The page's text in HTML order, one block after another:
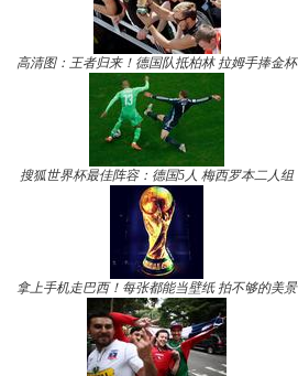
高清图：王者归来！德国队抵柏林 拉姆手捧金杯
搜狐世界杯最佳阵容：德国5人 梅西罗本二人组
拿上手机走巴西！每张都能当壁纸 拍不够的美景